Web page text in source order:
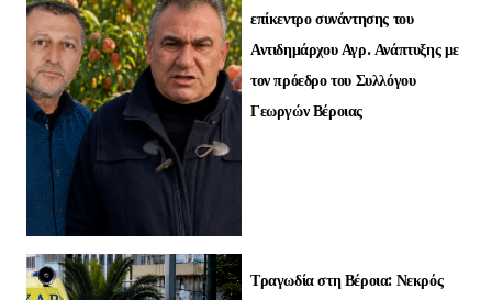
επίκεντρο συνάντησης του
Αντιδημάρχου Αγρ. Ανάπτυξης με
τον πρόεδρο του Συλλόγου
Γεωργών Βέροιας
Τραγωδία στη Βέροια: Νεκρός